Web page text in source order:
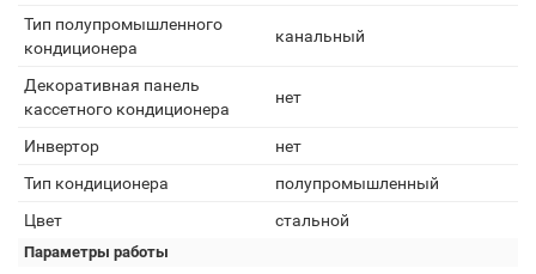
Тип полупромышленного
кондиционера
канальный
Декоративная панель
кассетного кондиционера
нет
Инвертор
нет
Тип кондиционера
полупромышленный
Цвет
стальной
Параметры работы